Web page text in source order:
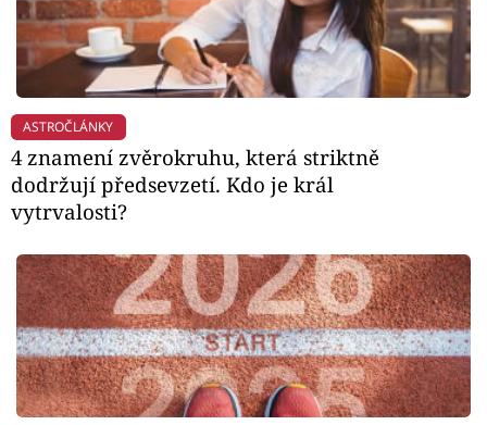
ASTROČLÁNKY
4 znamení zvěrokruhu, která striktně
dodržují předsevzetí. Kdo je král
vytrvalosti?